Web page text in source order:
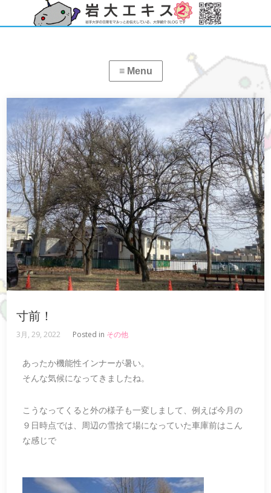
寸前！
3月, 29, 2022 Posted in その他
あったか機能性インナーが暑い。
そんな気候になってきましたね。
こうなってくると外の様子も一変しまして、例えば今月の
９日時点では、周辺の雪捨て場になっていた車庫前はこん
な感じで